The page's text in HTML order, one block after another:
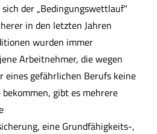
der „Bedingungswettlauf"
in den letzten Jahren
wurden immer
Arbeitnehmer, die wegen
eines gefährlichen Berufs keine
gibt es mehrere
eine Grundfähigkeits-,